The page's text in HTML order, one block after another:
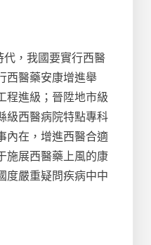
，我國要實行西醫
西醫藥安康增進舉
程進級；晉陞地市級
級西醫病院特點專科
內在，增進西醫合適
施展西醫藥上風的康
度嚴重疑問疾病中中